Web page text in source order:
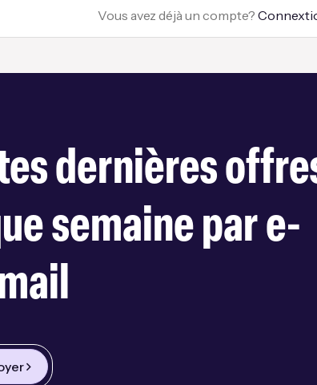
Vous avez déjà un compte?
dernières
semaine par e-